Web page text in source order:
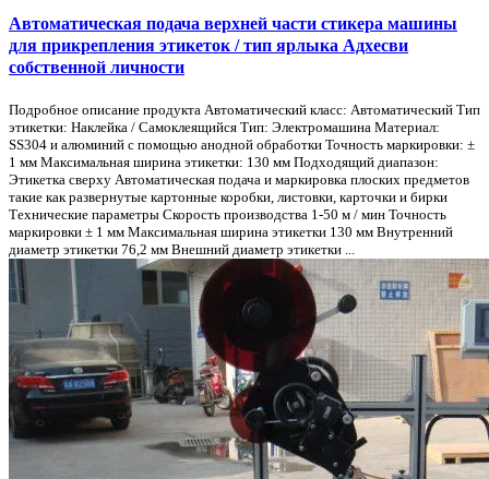
Автоматическая подача верхней части стикера машины
для прикрепления этикеток / тип ярлыка Адхесви
собственной личности
Подробное описание продукта Автоматический класс: Автоматический Тип
этикетки: Наклейка / Самоклеящийся Тип: Электромашина Материал:
SS304 и алюминий с помощью анодной обработки Точность маркировки: ±
1 мм Максимальная ширина этикетки: 130 мм Подходящий диапазон:
Этикетка сверху Автоматическая подача и маркировка плоских предметов
такие как развернутые картонные коробки, листовки, карточки и бирки
Технические параметры Скорость производства 1-50 м / мин Точность
маркировки ± 1 мм Максимальная ширина этикетки 130 мм Внутренний
диаметр этикетки 76,2 мм Внешний диаметр этикетки ...